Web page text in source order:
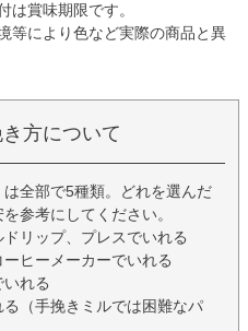
賞味期限です。
等により色など実際の商品と異
方について
全部で5種類。どれを選んだ
参考にしてください。
リップ、プレスでいれる
ヒーメーカーでいれる
れる
（手挽きミルでは困難なパ